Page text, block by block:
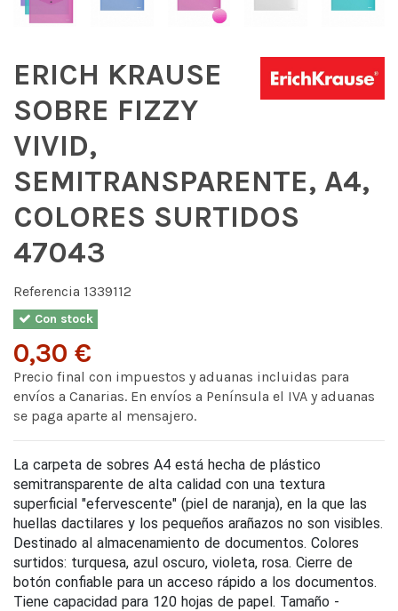
ERICH KRAUSE
SOBRE FIZZY
VIVID,
SEMITRANSPARENTE, A4,
COLORES SURTIDOS
47043
Referencia 1339112
Con stock
0,30 €
Precio final con impuestos y aduanas incluidas para
envíos a Canarias. En envíos a Península el IVA y aduanas
se paga aparte al mensajero.
La carpeta de sobres A4 está hecha de plástico
semitransparente de alta calidad con una textura
superficial "efervescente" (piel de naranja), en la que las
huellas dactilares y los pequeños arañazos no son visibles.
Destinado al almacenamiento de documentos. Colores
surtidos: turquesa, azul oscuro, violeta, rosa. Cierre de
botón confiable para un acceso rápido a los documentos.
Tiene capacidad para 120 hojas de papel. Tamaño -